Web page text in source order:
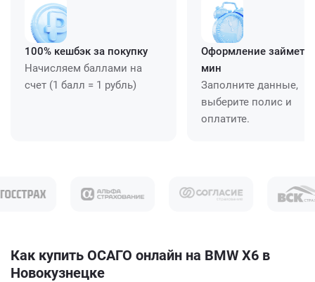
100% кешбэк за покупку
Начисляем баллами на
счет (1 балл = 1 рубль)
Оформление займет
мин
Заполните данные,
выберите полис и
оплатите.
Как купить ОСАГО онлайн на BMW X6 в
Новокузнецке